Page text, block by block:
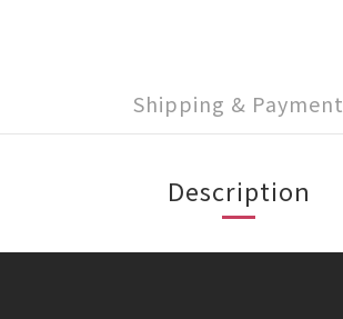
Shipping & Payment
Description